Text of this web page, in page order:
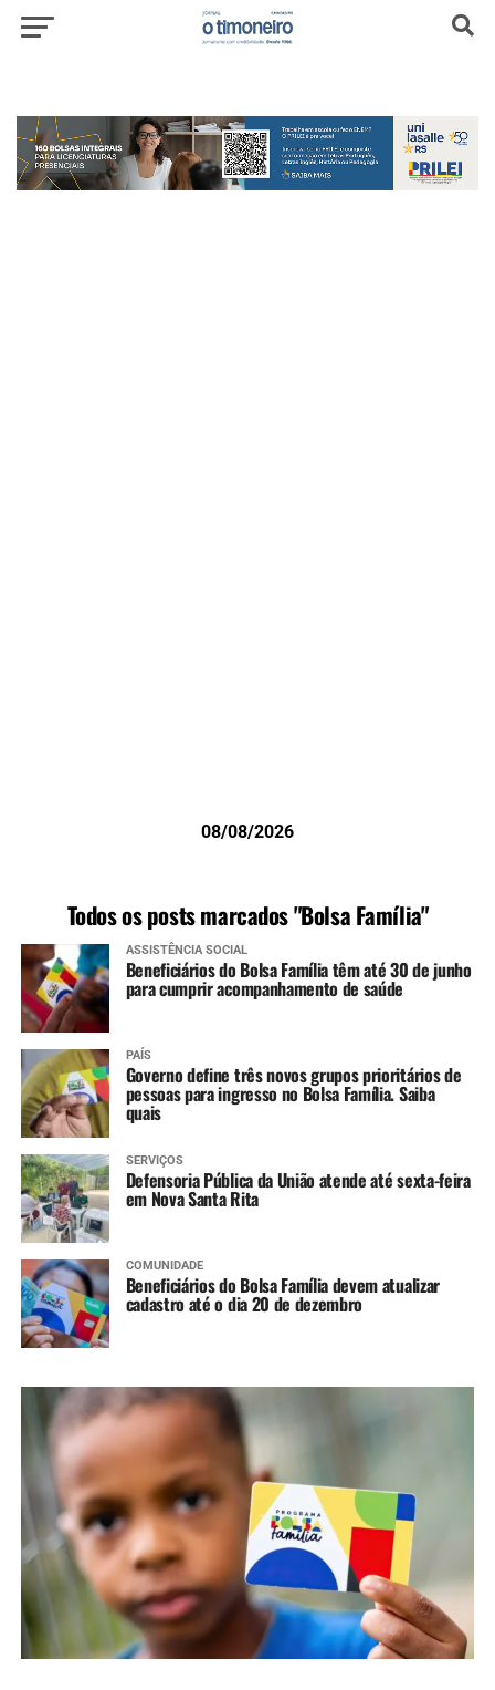
08/08/2026
Todos os posts marcados "Bolsa Família"
ASSISTÊNCIA SOCIAL
Beneficiários do Bolsa Família têm até 30 de junho
para cumprir acompanhamento de saúde
PAÍS
Governo define três novos grupos prioritários de
pessoas para ingresso no Bolsa Família. Saiba
quais
SERVIÇOS
Defensoria Pública da União atende até sexta-feira
em Nova Santa Rita
COMUNIDADE
Beneficiários do Bolsa Família devem atualizar
cadastro até o dia 20 de dezembro